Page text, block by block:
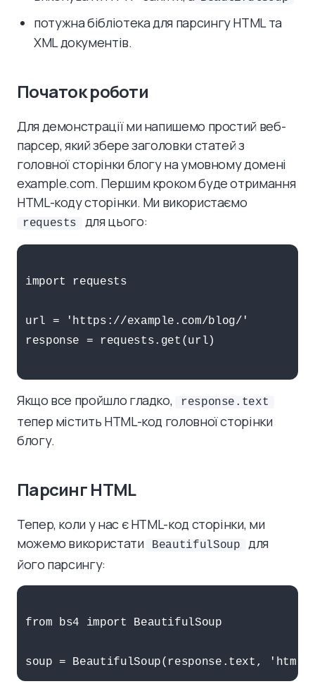
потужна бібліотека для парсингу HTML та
XML документів.
Початок роботи
Для демонстрації ми напишемо простий веб-
парсер, який збере заголовки статей з
головної сторінки блогу на умовному домені
example.com. Першим кроком буде отримання
HTML-коду сторінки. Ми використаємо
requests для цього:
import requests
url = 'https://example.com/blog/'
response = requests.get(url)
Якщо все пройшло гладко, response.text
тепер містить HTML-код головної сторінки
блогу.
Парсинг HTML
Тепер, коли у нас є HTML-код сторінки, ми
можемо використати
BeautifulSoup
для
його парсингу:
from bs4 import BeautifulSoup